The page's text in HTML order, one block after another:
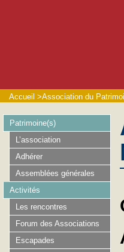
Accueil >Association du
Patrimoine(s)
L’association
Adhérer
Assemblées générales
Activités
Les rencontres
Forum des Associations
Escapades